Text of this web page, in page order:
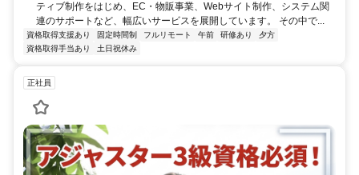
ティブ制作をはじめ、EC・物販事業、Webサイト制作、システム関
連のサポートなど、幅広いサービスを展開しています。 その中で...
資格取得支援あり 固定時間制 フルリモート 午前 研修あり
夕方
資格取得手当あり
土日祝休み
正社員